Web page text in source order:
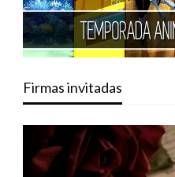
Firmas invitadas